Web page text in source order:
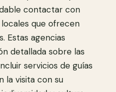
contactar con
que ofrecen
Estas agencias
detallada sobre las
servicios de guías
la visita con su